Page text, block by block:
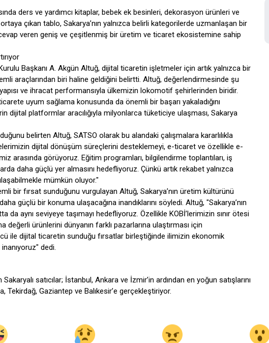
ders ve yardımcı kitaplar, bebek ek besinleri, dekorasyon ürünleri ve
çıkan tablo, Sakarya’nın yalnızca belirli kategorilerde uzmanlaşan bir
cevap veren geniş ve çeşitlenmiş bir üretim ve ticaret ekosistemine sahip
Başkanı A. Akgün Altuğ, dijital ticaretin işletmeler için artık yalnızca bir
araçlarından biri haline geldiğini belirtti. Altuğ, değerlendirmesinde şu
ve ihracat performansıyla ülkemizin lokomotif şehirlerinden biridir.
uyum sağlama konusunda da önemli bir başarı yakaladığını
dijital platformlar aracılığıyla milyonlarca tüketiciye ulaşması, Sakarya
belirten Altuğ, SATSO olarak bu alandaki çalışmalara kararlılıkla
dijital dönüşüm süreçlerini desteklemeyi, e-ticaret ve özellikle e-
arasında görüyoruz. Eğitim programları, bilgilendirme toplantıları, iş
daha güçlü yer almasını hedefliyoruz. Çünkü artık rekabet yalnızca
mümkün oluyor."
bir fırsat sunduğunu vurgulayan Altuğ, Sakarya’nın üretim kültürünü
güçlü bir konuma ulaşacağına inandıklarını söyledi. Altuğ, "Sakarya’nın
da aynı seviyeye taşımayı hedefliyoruz. Özellikle KOBİ’lerimizin sınır ötesi
ürünlerini dünyanın farklı pazarlarına ulaştırması için
ile dijital ticaretin sunduğu fırsatlar birleştiğinde ilimizin ekonomik
dedi.
satıcılar; İstanbul, Ankara ve İzmir’in ardından en yoğun satışlarını
Tekirdağ, Gaziantep ve Balıkesir’e gerçekleştiriyor.